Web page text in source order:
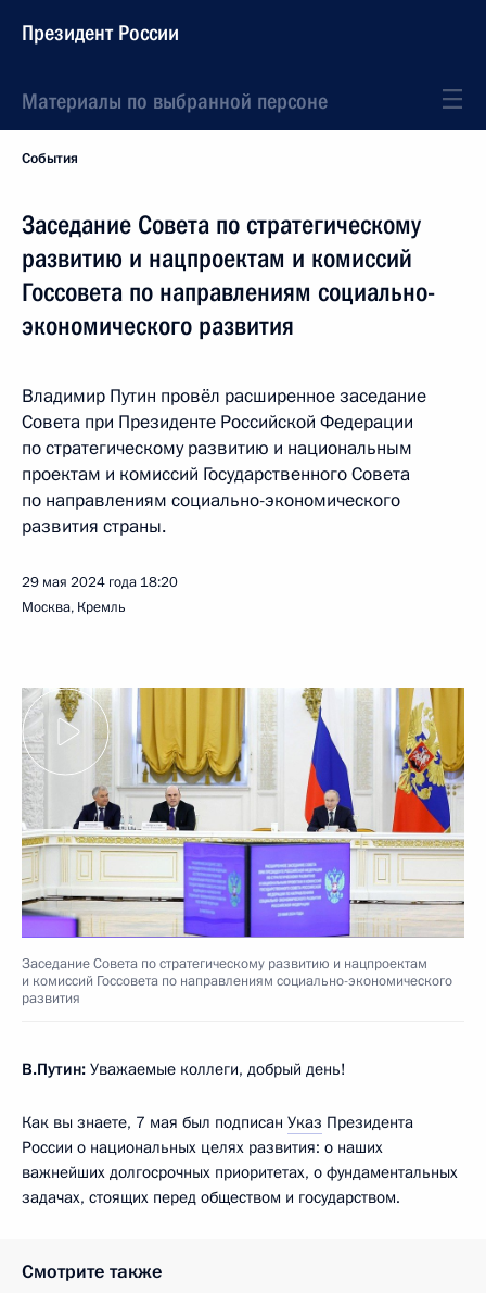
Президент России
Материалы по выбранной персоне
События
Заседание Совета по стратегическому
развитию и нацпроектам и комиссий
Госсовета по направлениям социально-
экономического развития
Владимир Путин провёл расширенное заседание
Совета при Президенте Российской Федерации
по стратегическому развитию и национальным
проектам и комиссий Государственного Совета
по направлениям социально-экономического
развития страны.
29 мая 2024 года 18:20
Москва, Кремль
Заседание Совета по стратегическому развитию и нацпроектам
и комиссий Госсовета по направлениям социально-экономического
развития
В.Путин: Уважаемые коллеги, добрый день!
Как вы знаете, 7 мая был подписан Указ Президента
России о национальных целях развития: о наших
важнейших долгосрочных приоритетах, о фундаментальных
задачах, стоящих перед обществом и государством.
Смотрите также